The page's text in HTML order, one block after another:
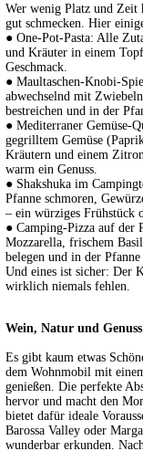
Wer wenig Platz und Zeit
gut schmecken. Hier
● One-Pot-Pasta: Alle
und Kräuter in einem
Geschmack.
● Maultaschen-Knobi-
abwechselnd mit
bestreichen und in der
● Mediterraner Gemüse-
gegrilltem Gemüse
Kräutern und einem
warm ein Genuss.
● Shakshuka im
Pfanne schmoren,
– ein würziges Frühstück
● Camping-Pizza auf der
Mozzarella, frischem
belegen und in der Pfanne
Und eines ist sicher: Der
wirklich niemals fehlen.
Wein, Natur und
Es gibt kaum etwas
dem Wohnmobil mit
genießen. Die perfekte
hervor und macht den
bietet dafür ideale
Barossa Valley oder
wunderbar erkunden.